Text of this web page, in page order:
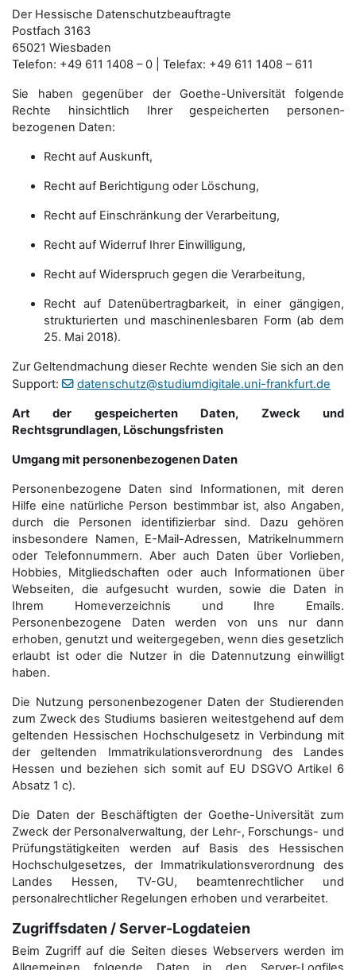
Der Hessische Datenschutzbeauftragte
Postfach 3163
65021 Wiesbaden
Telefon: +49 611 1408 – 0 | Telefax: +49 611 1408 – 611
Sie haben gegenüber der Goethe-Universität folgende
Rechte hinsichtlich Ihrer gespeicherten personen­
bezogenen Daten:
Recht auf Auskunft,
Recht auf Berichtigung oder Löschung,
Recht auf Einschränkung der Verarbeitung,
Recht auf Widerruf Ihrer Einwilligung,
Recht auf Widerspruch gegen die Verarbeitung,
Recht auf Datenübertragbarkeit, in einer gängigen,
strukturierten und maschinenlesbaren Form (ab dem
25. Mai 2018).
Zur Geltendmachung dieser Rechte wenden Sie sich an den
Support:
datenschutz@studiumdigitale.uni-frankfurt.de
Art der gespeicherten Daten, Zweck und
Rechtsgrundlagen, Löschungsfristen
Umgang mit personenbezogenen Daten
Personenbezogene Daten sind Informationen, mit deren
Hilfe eine natürliche Person bestimmbar ist, also Angaben,
durch die Personen identifizierbar sind. Dazu gehören
insbesondere Namen, E-Mail-Adressen, Matrikelnummern
oder Telefonnummern. Aber auch Daten über Vorlieben,
Hobbies, Mitgliedschaften oder auch Informationen über
Webseiten, die aufgesucht wurden, sowie die Daten in
Ihrem Homeverzeichnis und Ihre Emails.
Personenbezogene Daten werden von uns nur dann
erhoben, genutzt und weitergegeben, wenn dies gesetzlich
erlaubt ist oder die Nutzer in die Datennutzung einwilligt
haben.
Die Nutzung personenbezogener Daten der Studierenden
zum Zweck des Studiums basieren weitestgehend auf dem
geltenden Hessischen Hochschulgesetz in Verbindung mit
der geltenden Immatrikulationsverordnung des Landes
Hessen und beziehen sich somit auf EU DSGVO Artikel 6
Absatz 1 c).
Die Daten der Beschäftigten der Goethe-Universität zum
Zweck der Personal­verwaltung, der Lehr-, Forschungs- und
Prüfungstätigkeiten werden auf Basis des Hessischen
Hochschulgesetzes, der Immatrikulations­verordnung des
Landes Hessen, TV-GU, beamtenrechtlicher und
personalrechtlicher Regelungen erhoben und verarbeitet.
Zugriffsdaten / Server-Logdateien
Beim Zugriff auf die Seiten dieses Webservers werden im